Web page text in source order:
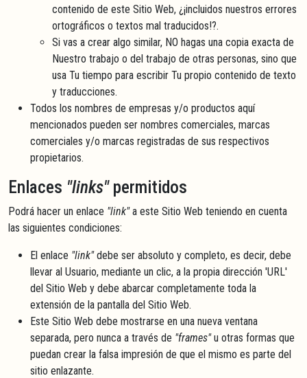
contenido de este Sitio Web, ¿¡incluidos nuestros errores
ortográficos o textos mal traducidos!?.
Si vas a crear algo similar, NO hagas una copia exacta de
Nuestro trabajo o del trabajo de otras personas, sino que
usa Tu tiempo para escribir Tu propio contenido de texto
y traducciones.
Todos los nombres de empresas y/o productos aquí
mencionados pueden ser nombres comerciales, marcas
comerciales y/o marcas registradas de sus respectivos
propietarios.
Enlaces "links"permitidos
Podrá hacer un enlace "link"a este Sitio Web teniendo en cuenta
las siguientes condiciones:
El enlace "link"debe ser absoluto y completo, es decir, debe
llevar al Usuario, mediante un clic, a la propia dirección 'URL'
del Sitio Web y debe abarcar completamente toda la
extensión de la pantalla del Sitio Web.
Este Sitio Web debe mostrarse en una nueva ventana
separada, pero nunca a través de "frames"u otras formas que
puedan crear la falsa impresión de que el mismo es parte del
sitio enlazante.